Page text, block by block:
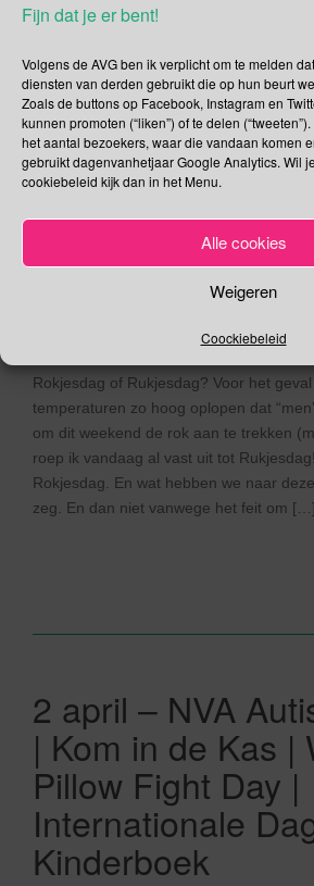
Fijn dat je er bent!
Volgens de AVG ben ik verplicht om te melden
diensten van derden gebruikt die op hun beurt
Zoals de buttons op Facebook, Instagram en
kunnen promoten (“liken”) of te delen
het aantal bezoekers, waar die vandaan komen
gebruikt dagenvanhetjaar Google Analytics. Wil
cookiebeleid kijk dan in het Menu.
Alle cookies
Weigeren
Coockiebeleid
van de Stem |
Kas | Dag van de
Herdenkingsdag
Slachtoffers van
Rwandese
Gina Makken
Een
Rokjesdag of Rukjesdag? Voor het
temperaturen zo hoog oplopen dat
om dit weekend de rok aan te trekken
roep ik vandaag al vast uit tot
Rokjesdag. En wat hebben we naar
zeg. En dan niet vanwege het feit om […]
2 april – NVA
| Kom in de Kas |
Pillow Fight Day |
Internationale
Kinderboek